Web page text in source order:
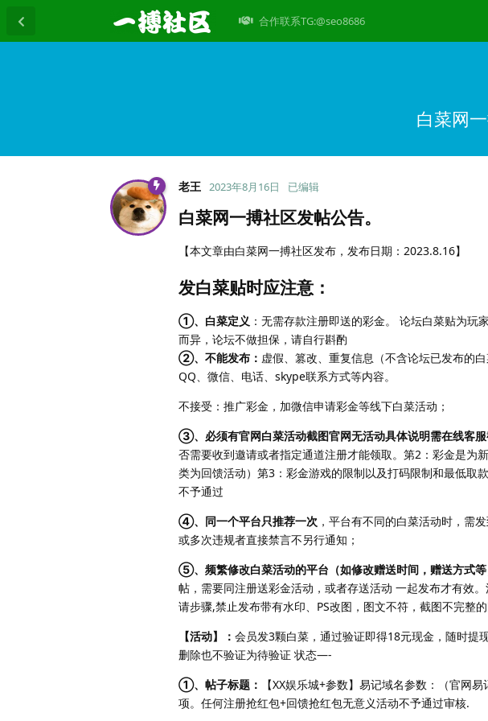
合作联系TG:@seo8686
白菜网
老王 2023年8月16日 已编辑
白菜网一搏社区发帖公告。
【本文章由白菜网一搏社区发布，发布日期：2023.8.16】
发白菜贴时应注意：
①、白菜定义 ：无需存款注册即送的彩金。 论坛白菜贴为玩
而异，论坛不做担保，请自行斟酌
②、不能发布： 虚假、篡改、重复信息（不含论坛已发布的
QQ、微信、电话、skype联系方式等内容。
不接受：推广彩金，加微信申请彩金等线下白菜活动；
③、必须有官网白菜活动截图官网无活动具体说明需在线客
否需要收到邀请或者指定通道注册才能领取。第2：彩金是为
类为回馈活动）第3：彩金游戏的限制以及打码限制和最低取
不予通过
④、同一个平台只推荐一次 ，平台有不同的白菜活动时，需
或多次违规者直接禁言不另行通知；
⑤、频繁修改白菜活动的平台（如修改赠送时间，赠送方式
帖，需要同注册送彩金活动，或者存送活动 一起发布才有效
请步骤,禁止发布带有水印、PS改图，图文不符，截图不完整
【活动】： 会员发3颗白菜，通过验证即得18元现金，随时
删除也不验证为待验证 状态—-
①、帖子标题：
【XX娱乐城+参数】易记域名参数：（官网
项。任何注册抢红包+回馈抢红包无意义活动不予通过审核.